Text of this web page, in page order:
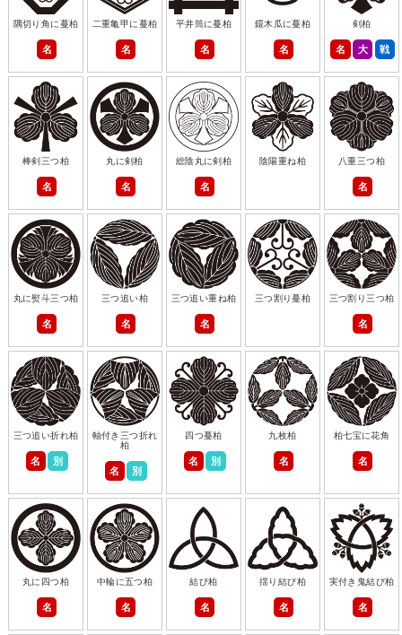
隅切り角に蔓柏
名
二重亀甲に蔓柏
名
平井筒に蔓柏
名
鐶木瓜に蔓柏
名
剣柏
名 大 戦
棒剣三つ柏
名
丸に剣柏
名
総陰丸に剣柏
名
陰陽重ね柏 八重三つ柏
名
丸に熨斗三つ柏
名
三つ追い柏
名
三つ追い重ね柏
名
三つ割り蔓柏 三つ割り三つ柏
名
三つ追い折れ柏
名 別
軸付き三つ折れ
柏
名 別
四つ蔓柏
名 別
九枚柏
名
柏七宝に花角
名
丸に四つ柏
名
中輪に五つ柏
名
結び柏
名
揺り結び柏
名
実付き鬼結び柏
名